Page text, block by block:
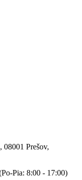
Prešov,
Pia: 8:00 - 17:00)